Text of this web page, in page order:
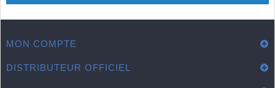
MON COMPTE
DISTRIBUTEUR OFFICIEL